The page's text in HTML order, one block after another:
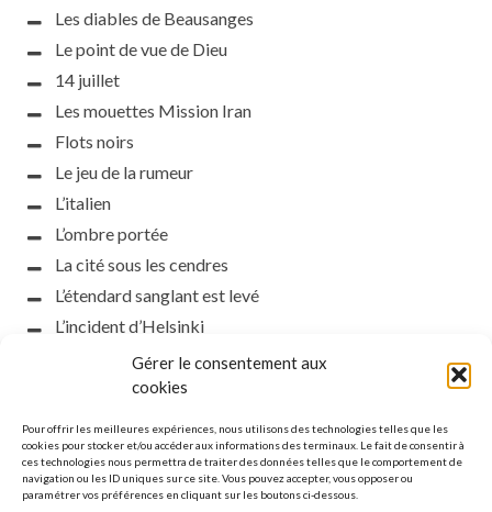
Gérer le consentement aux
cookies
Pour offrir les meilleures expériences, nous utilisons des technologies telles que les
cookies pour stocker et/ou accéder aux informations des terminaux. Le fait de consentir à
ces technologies nous permettra de traiter des données telles que le comportement de
navigation ou les ID uniques sur ce site. Vous pouvez accepter, vous opposer ou
paramétrer vos préférences en cliquant sur les boutons ci-dessous.
Les diables de Beausanges
Le point de vue de Dieu
14 juillet
Les mouettes Mission Iran
Flots noirs
Le jeu de la rumeur
L’italien
L’ombre portée
La cité sous les cendres
L’étendard sanglant est levé
L’incident d’Helsinki
la petite fasciste
Toutes les nuances de la nuit
Que s’obscurcissent le soleil et la lumière
Le silence